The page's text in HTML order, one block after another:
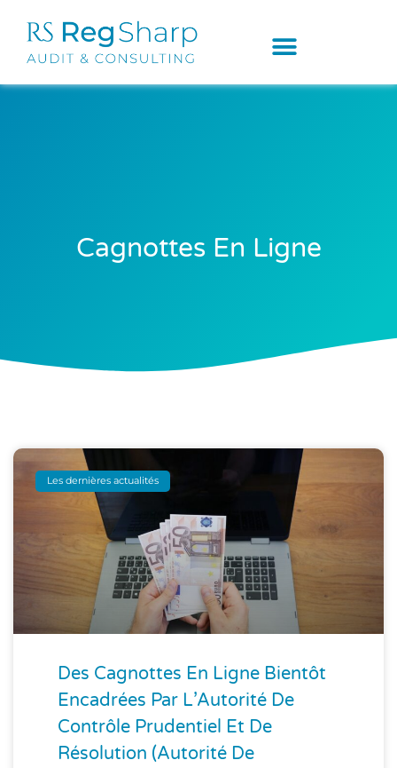
Cagnottes En Ligne
Les dernières actualités
Des Cagnottes En Ligne Bientôt
Encadrées Par L’Autorité De
Contrôle Prudentiel Et De
Résolution (Autorité De